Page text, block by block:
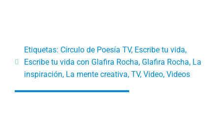
Etiquetas: Círculo de Poesía TV, Escribe tu vida,
Escribe tu vida con Glafira Rocha, Glafira Rocha, La
inspiración, La mente creativa, TV, Video, Videos